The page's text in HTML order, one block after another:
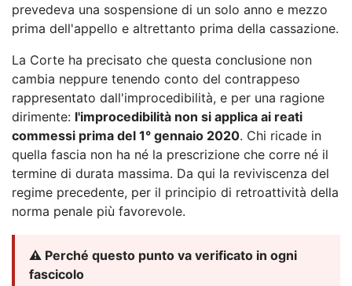
prevedeva una sospensione di un solo anno e mezzo
prima dell'appello e altrettanto prima della cassazione.
La Corte ha precisato che questa conclusione non
cambia neppure tenendo conto del contrappeso
rappresentato dall'improcedibilità, e per una ragione
dirimente: l'improcedibilità non si applica ai reati
commessi prima del 1° gennaio 2020. Chi ricade in
quella fascia non ha né la prescrizione che corre né il
termine di durata massima. Da qui la reviviscenza del
regime precedente, per il principio di retroattività della
norma penale più favorevole.
⚠️ Perché questo punto va verificato in ogni
fascicolo